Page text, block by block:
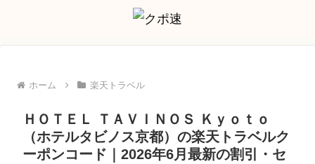
ホーム 楽天トラベル
ＨＯＴＥＬ ＴＡＶＩＮＯＳ Ｋｙｏｔｏ
（ホテルタビノス京都）の楽天トラベルク
ーポンコード｜2026年6月最新の割引・セ